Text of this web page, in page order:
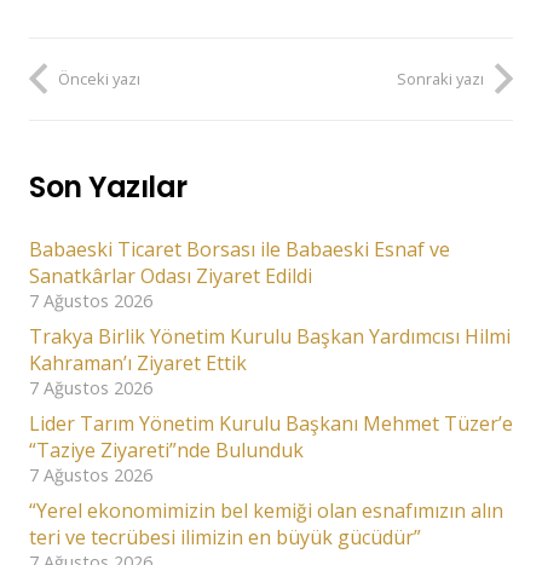
Önceki yazı Sonraki yazı
Son Yazılar
Babaeski Ticaret Borsası ile Babaeski Esnaf ve
Sanatkârlar Odası Ziyaret Edildi
7 Ağustos 2026
Trakya Birlik Yönetim Kurulu Başkan Yardımcısı Hilmi
Kahraman’ı Ziyaret Ettik
7 Ağustos 2026
Lider Tarım Yönetim Kurulu Başkanı Mehmet Tüzer’e
“Taziye Ziyareti”nde Bulunduk
7 Ağustos 2026
“Yerel ekonomimizin bel kemiği olan esnafımızın alın
teri ve tecrübesi ilimizin en büyük gücüdür”